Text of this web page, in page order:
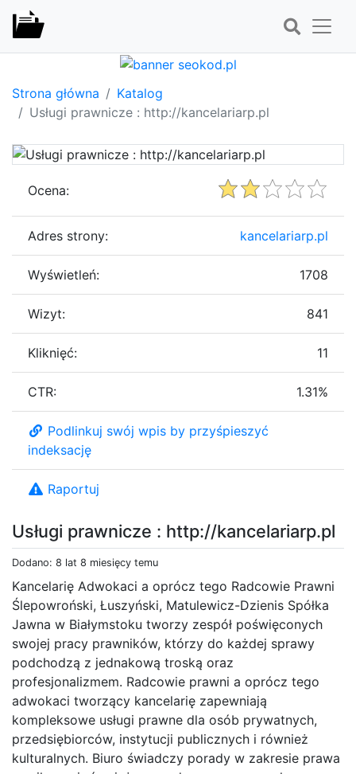
Strona główna
Katalog
Usługi prawnicze : http://kancelariarp.pl
Usługi prawnicze : http://kancelariarp.pl
Dodano: 8 lat 8 miesięcy temu
Kancelarię Adwokaci a oprócz tego Radcowie Prawni
Ślepowroński, Łuszyński, Matulewicz-Dzienis Spółka
Jawna w Białymstoku tworzy zespół poświęconych
swojej pracy prawników, którzy do każdej sprawy
podchodzą z jednakową troską oraz
profesjonalizmem. Radcowie prawni a oprócz tego
adwokaci tworzący kancelarię zapewniają
kompleksowe usługi prawne dla osób prywatnych,
przedsiębiorców, instytucji publicznych i również
kulturalnych. Biuro świadczy porady w zakresie prawa
Ocena:
Adres strony: kancelariarp.pl
Wyświetleń: 1708
Wizyt: 841
Kliknięć: 11
CTR: 1.31%
Podlinkuj swój wpis by przyśpieszyć
indeksację
Raportuj